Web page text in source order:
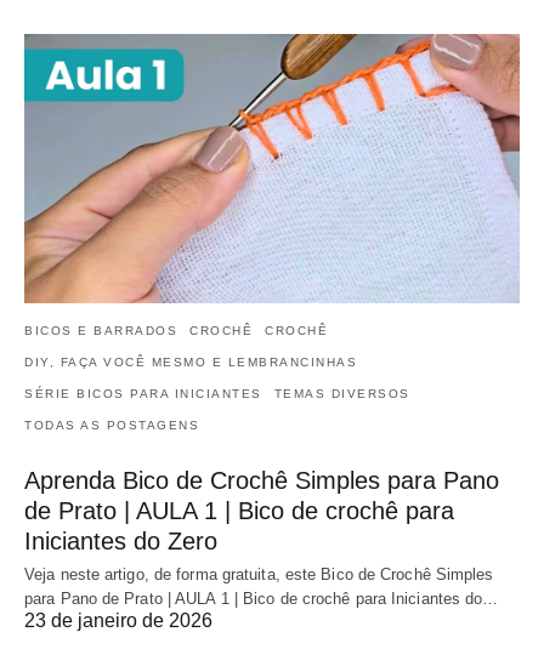
BICOS E BARRADOS CROCHÊ CROCHÊ
DIY, FAÇA VOCÊ MESMO E LEMBRANCINHAS
SÉRIE BICOS PARA INICIANTES TEMAS DIVERSOS
TODAS AS POSTAGENS
Aprenda Bico de Crochê Simples para Pano
de Prato | AULA 1 | Bico de crochê para
Iniciantes do Zero
Veja neste artigo, de forma gratuita, este Bico de Crochê Simples
para Pano de Prato | AULA 1 | Bico de crochê para Iniciantes do…
23 de janeiro de 2026